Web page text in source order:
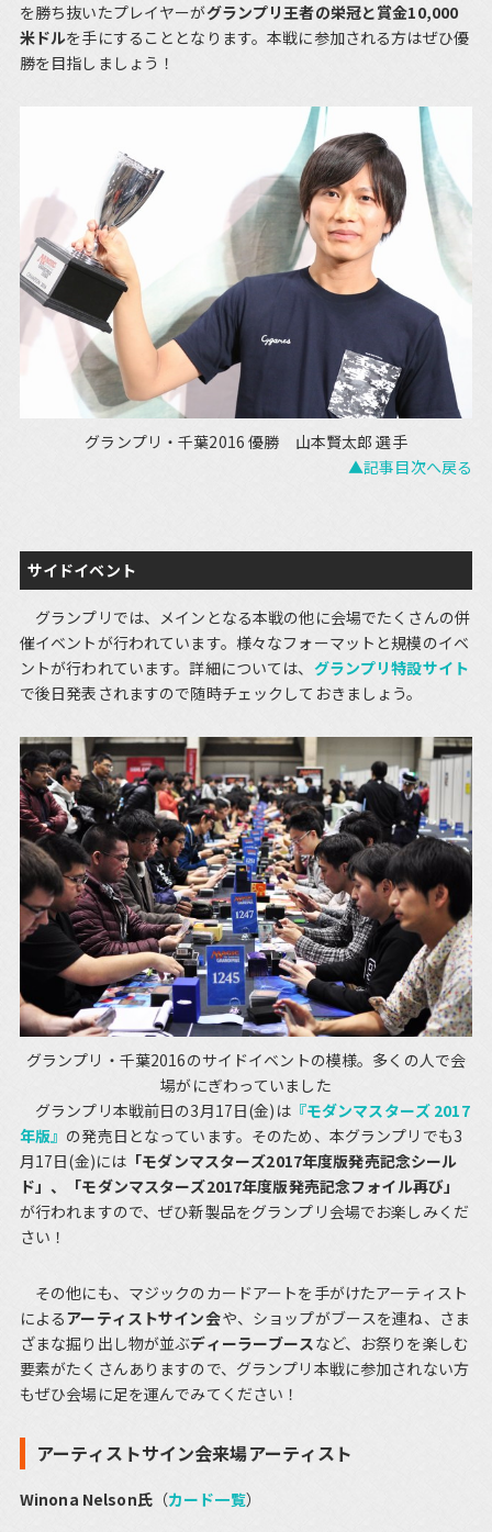
を勝ち抜いたプレイヤーがグランプリ王者の栄冠と賞金10,000
米ドルを手にすることとなります。本戦に参加される方はぜひ優
勝を目指しましょう！
グランプリ・千葉2016 優勝 山本賢太郎 選手
▲記事目次へ戻る
サイドイベント
グランプリでは、メインとなる本戦の他に会場でたくさんの併
催イベントが行われています。様々なフォーマットと規模のイベ
ントが行われています。詳細については、 グランプリ特設サイト
で後日発表されますので随時チェックしておきましょう。
グランプリ・千葉2016のサイドイベントの模様。多くの人で会
場がにぎわっていました
グランプリ本戦前日の3月17日(金)は『モダンマスターズ 2017
年版』 の発売日となっています。そのため、本グランプリでも3
月17日(金)には 「モダンマスターズ2017年度版発売記念シール
ド」、「モダンマスターズ2017年度版発売記念フォイル再び」
が行われますので、ぜひ新製品をグランプリ会場でお楽しみくだ
さい！
その他にも、マジックのカードアートを手がけたアーティスト
によるアーティストサイン会や、ショップがブースを連ね、さま
ざまな掘り出し物が並ぶディーラーブースなど、お祭りを楽しむ
要素がたくさんありますので、グランプリ本戦に参加されない方
もぜひ会場に足を運んでみてください！
アーティストサイン会来場アーティスト
Winona Nelson氏（カード一覧）